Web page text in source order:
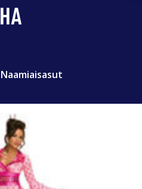
Naamiaisasut